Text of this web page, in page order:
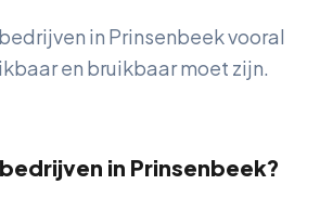
in Prinsenbeek vooral
en bruikbaar moet zijn.
in Prinsenbeek?